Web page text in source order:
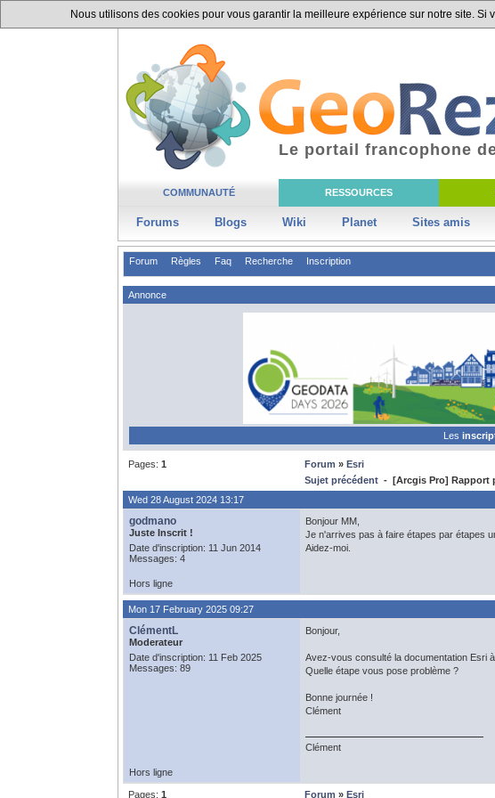
Nous utilisons des cookies pour vous garantir la meilleure expérience sur notre site.
COMMUNAUTÉ RESSOURCES
Forums Blogs Wiki Planet Sites amis
Le portail francophone
Forum Règles Faq Recherche Inscription
Annonce
Les
Pages: 1 Forum » Esri
Sujet précédent - [Arcgis Pro] Rapport
Wed 28 August 2024 13:17
godmano
Juste Inscrit !
Date d'inscription: 11 Jun 2014
Messages: 4
Bonjour MM,
Je n'arrives pas à faire étapes par étapes
Aidez-moi.
Hors ligne
Mon 17 February 2025 09:27
ClémentL
Moderateur
Date d'inscription: 11 Feb 2025
Messages: 89
Bonjour,
Avez-vous consulté la documentation Esri
Quelle étape vous pose problème ?
Bonne journée !
Clément
Clément
Hors ligne
Pages: 1 Forum » Esri